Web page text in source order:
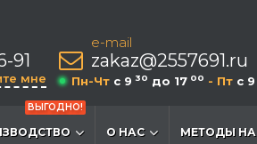
91
мне
e-mail
zakaz@2557691.ru
Пн-Чт c 9 30 до 17 00 - Пт c 9
ВЫГОДНО!
О НАС МЕТОДЫ